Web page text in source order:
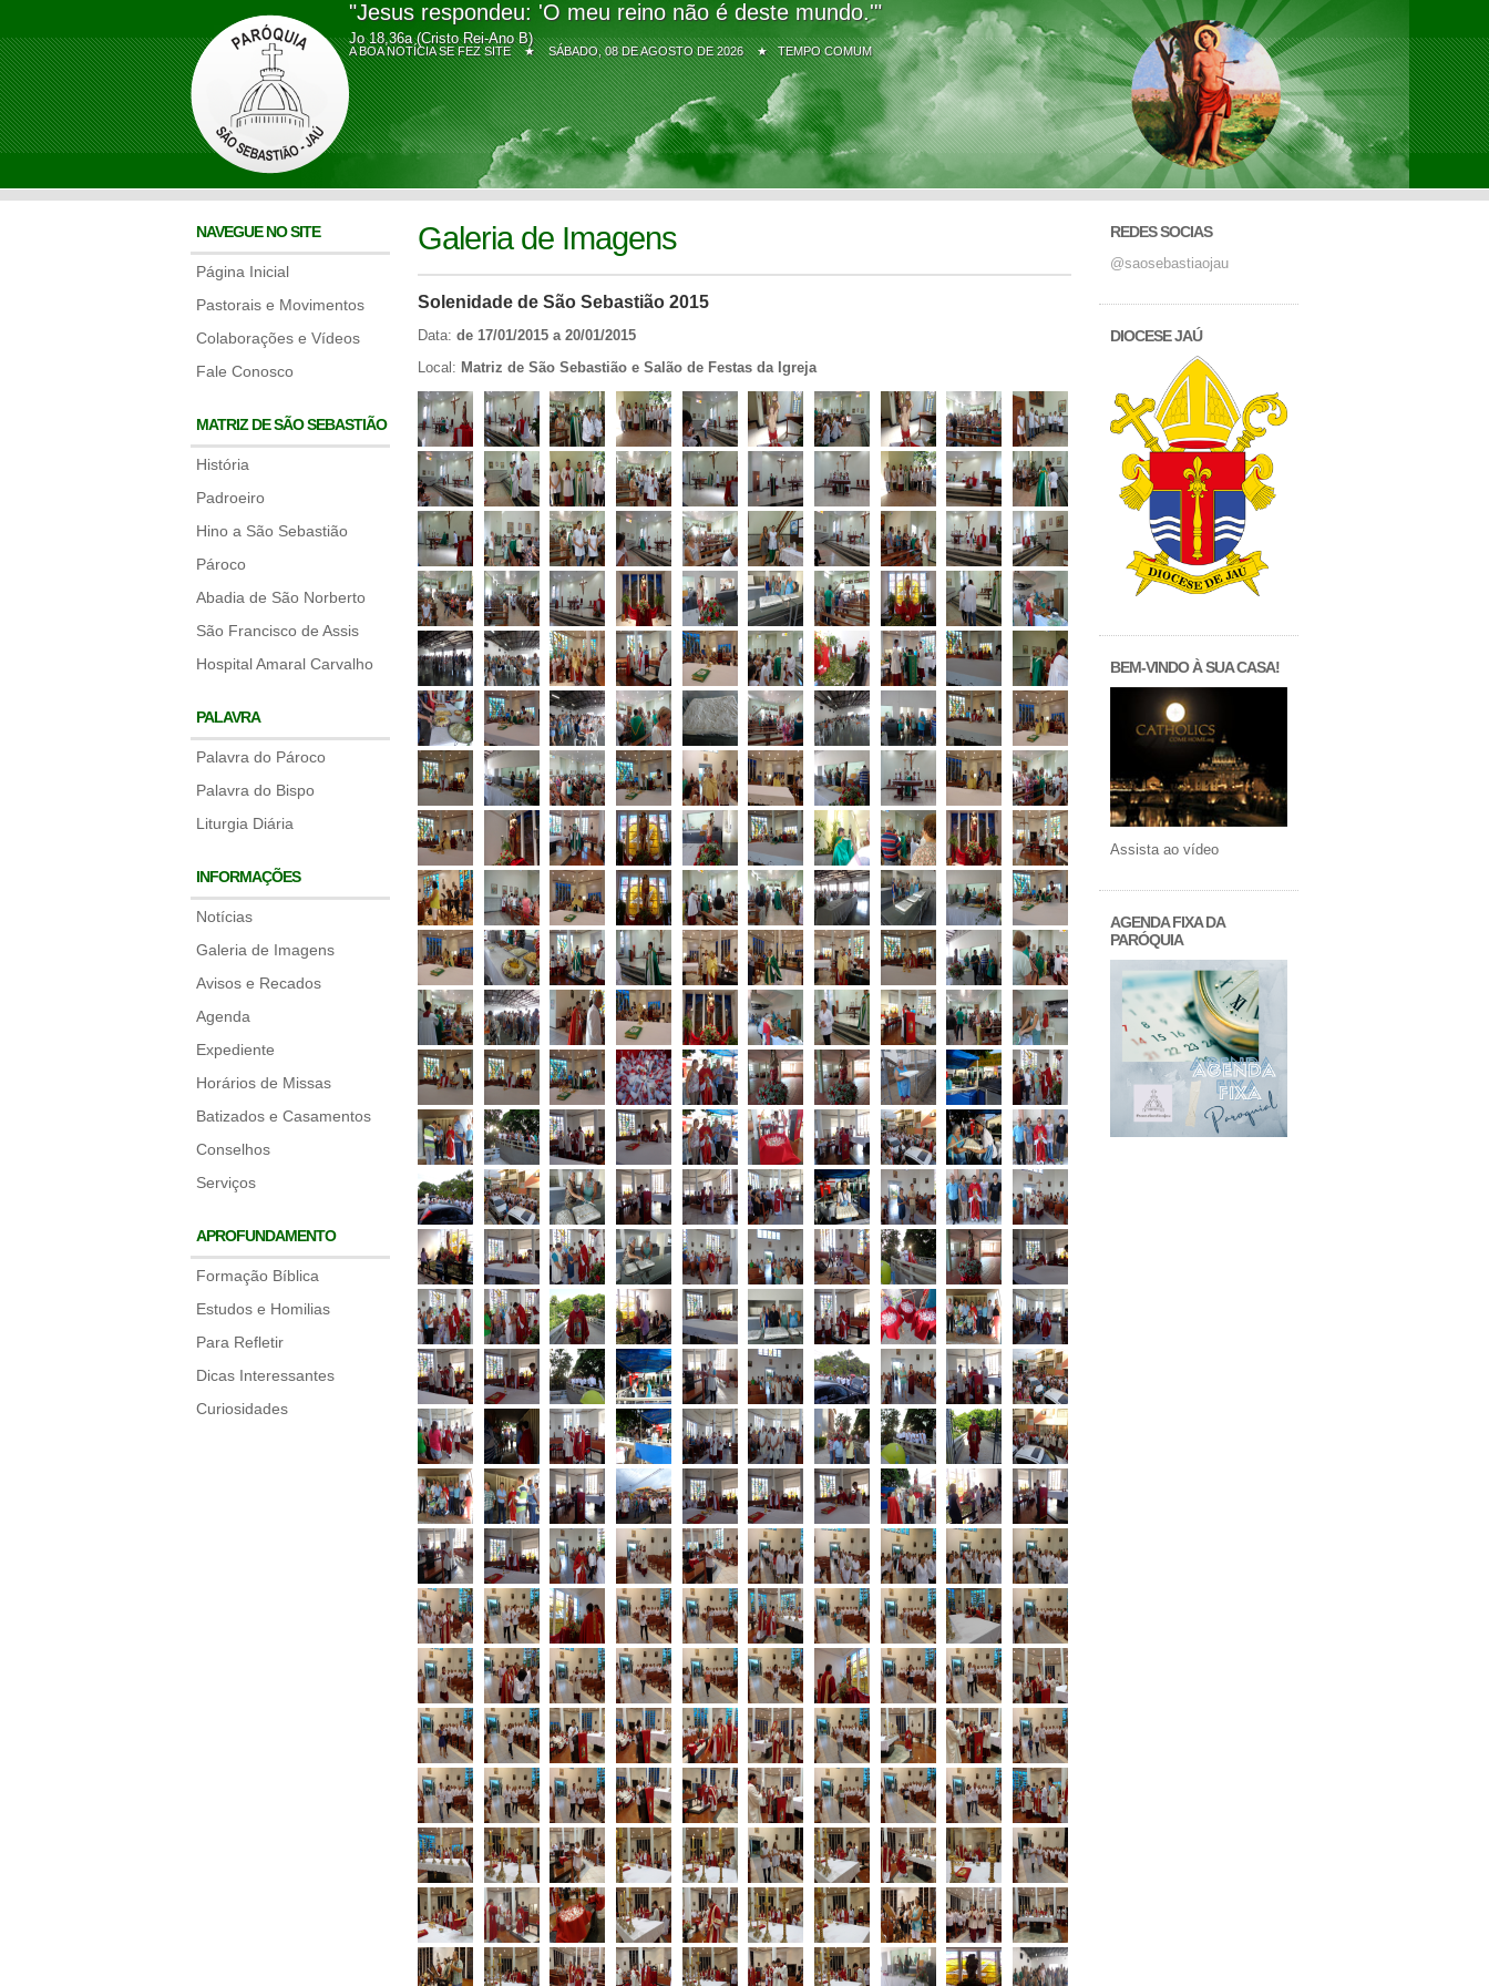
"Jesus respondeu: 'O meu reino não é deste mundo.'"
Jo 18,36a (Cristo Rei-Ano B)
A BOA NOTÍCIA SE FEZ SITE ★SÁBADO, 08 DE AGOSTO DE 2026 ★ TEMPO COMUM
NAVEGUE NO SITE
Página Inicial
Pastorais e Movimentos
Colaborações e Vídeos
Fale Conosco
MATRIZ DE SÃO SEBASTIÃO
História
Padroeiro
Hino a São Sebastião
Pároco
Abadia de São Norberto
São Francisco de Assis
Hospital Amaral Carvalho
PALAVRA
Palavra do Pároco
Palavra do Bispo
Liturgia Diária
INFORMAÇÕES
Notícias
Galeria de Imagens
Avisos e Recados
Agenda
Expediente
Horários de Missas
Batizados e Casamentos
Conselhos
Serviços
APROFUNDAMENTO
Formação Bíblica
Estudos e Homilias
Para Refletir
Dicas Interessantes
Curiosidades
Galeria de Imagens
Solenidade de São Sebastião 2015
Data: de 17/01/2015 a 20/01/2015
Local: Matriz de São Sebastião e Salão de Festas da Igreja
REDES SOCIAS
@saosebastiaojau
DIOCESE JAÚ
BEM-VINDO À SUA CASA!
Assista ao vídeo
AGENDA FIXA DA
PARÓQUIA